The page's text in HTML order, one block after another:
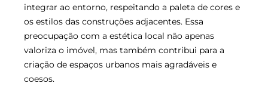
integrar ao entorno, respeitando a paleta de cores e
os estilos das construções adjacentes. Essa
preocupação com a estética local não apenas
valoriza o imóvel, mas também contribui para a
criação de espaços urbanos mais agradáveis e
coesos.